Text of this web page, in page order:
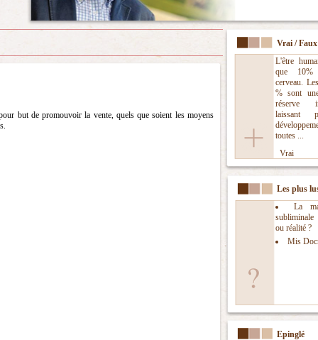
Vrai / Faux
L'être
que
cerveau.
% sont
réserve
laissant
toutes ...
Vrai
Les plus
La
ou réalité ?
Mis
Epinglé
but de promouvoir la vente, quels que soient les moyens